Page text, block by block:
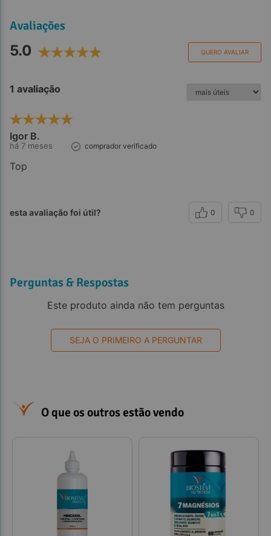
Avaliações
5.0 QUERO AVALIAR
1 avaliação
Igor B.
há 7 meses comprador verificado
Top
esta avaliação foi útil? 0 0
Perguntas & Respostas
Este produto ainda não tem perguntas
SEJA O PRIMEIRO A PERGUNTAR
O que os outros estão vendo